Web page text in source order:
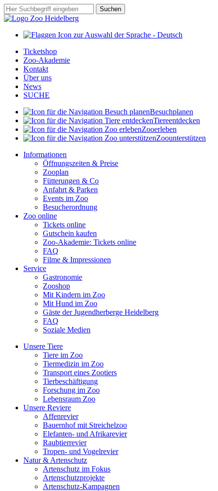
Zum
Hauptinhalt
springen
Suchbegriff Suchen
Ticketshop
Zoo-Akademie
Kontakt
Über uns
News
SUCHE
Besuchplanen
Tiereentdecken
Zooerleben
Zoounterstützen
Informationen
Öffnungszeiten & Preise
Zooplan
Fütterungen & Co
Anfahrt & Parken
Events im Zoo
Besucherordnung
Zoo online
Tickets online
Gutschein kaufen
Zoo-Akademie: Tickets online
FAQ
Filme & Impressionen
Service
Gastronomie
Zooshop
Mit Kindern im Zoo
Mit Hund im Zoo
Gäste der Jugendherberge Heidelberg
FAQ
Soziale Medien
Unsere Tiere
Tiere im Zoo
Tiermedizin im Zoo
Transport eines Zootiers
Tierbeschäftigung
Forschung im Zoo
Lebensraum Zoo
Unsere Reviere
Affenrevier
Bauernhof mit Streichelzoo
Elefanten- und Afrikarevier
Raubtierrevier
Tropen- und Vogelrevier
Natur & Artenschutz
Artenschutz im Fokus
Artenschutzprojekte
Artenschutz-Kampagnen